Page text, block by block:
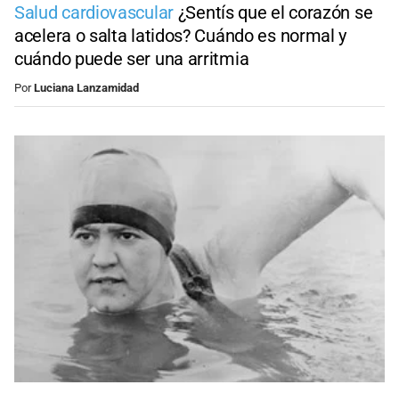
Salud cardiovascular ¿Sentís que el corazón se
acelera o salta latidos? Cuándo es normal y
cuándo puede ser una arritmia
PorLuciana Lanzamidad